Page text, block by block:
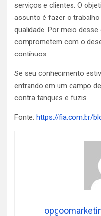
serviços e clientes. O
assunto é fazer o
qualidade. Por meio desse
comprometem com o
contínuos.
Se seu conhecimento
entrando em um campo
contra tanques e fuzis.
Fonte: https://fia.com.br/